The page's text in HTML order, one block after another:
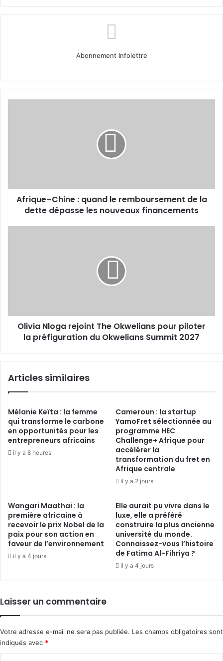
Abonnement Infolettre
dette
dépasse
Afrique–Chine : quand le remboursement de la
dette dépasse les nouveaux financements
préfiguration
Okwelians
Olivia Nloga rejoint The Okwelians pour piloter
la préfiguration du Okwelians Summit 2027
Articles similaires
Mélanie Keïta : la femme
qui transforme le carbone
en opportunités pour les
entrepreneurs africains
il y a 8 heures
Cameroun : la startup
YamoFret sélectionnée au
programme HEC
Challenge+ Afrique pour
accélérer la
transformation du fret en
Afrique centrale
il y a 2 jours
Wangari Maathai : la
première africaine à
recevoir le prix Nobel de la
paix pour son action en
faveur de l’environnement
il y a 4 jours
Elle aurait pu vivre dans le
luxe, elle a préféré
construire la plus ancienne
université du monde.
Connaissez-vous l’histoire
de Fatima Al-Fihriya ?
il y a 4 jours
Laisser un commentaire
Votre adresse e-mail ne sera pas publiée. Les champs obligatoires sont
indiqués avec *